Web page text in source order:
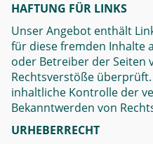
HAFTUNG FÜR LINKS
Unser Angebot enthält
für diese fremden Inhalte
oder Betreiber der Seiten
Rechtsverstöße
inhaltliche Kontrolle der
Bekanntwerden von
URHEBERRECHT